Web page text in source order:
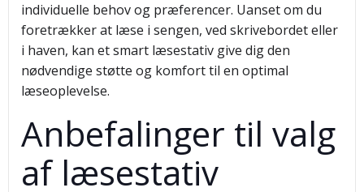
individuelle behov og præferencer. Uanset om du
foretrækker at læse i sengen, ved skrivebordet eller
i haven, kan et smart læsestativ give dig den
nødvendige støtte og komfort til en optimal
læseoplevelse.
Anbefalinger til valg
af læsestativ